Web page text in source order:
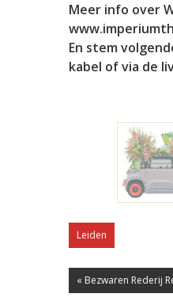
Meer info over
En stem
kabel of via de
Leiden
« Bezwaren Rederij